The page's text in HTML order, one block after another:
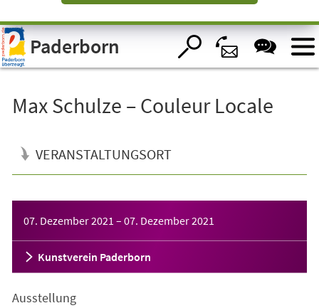
Visuelle
Assistenzsoftware
öffnen.Paderborn
Max Schulze – Couleur Locale
VERANSTALTUNGSORT
07. Dezember 2021 – 07. Dezember 2021
Kunstverein Paderborn
Ausstellung